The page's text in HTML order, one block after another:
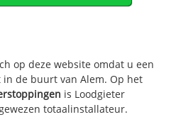
op deze website omdat u een
de buurt van Alem. Op het
is Loodgieter
totaalinstallateur.